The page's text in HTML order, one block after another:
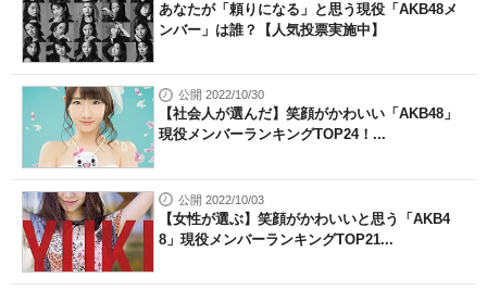
あなたが「頼りになる」と思う現役「AKB48メ
ンバー」は誰？【人気投票実施中】
公開 2022/10/30
【社会人が選んだ】笑顔がかわいい「AKB48」
現役メンバーランキングTOP24！...
公開 2022/10/03
【女性が選ぶ】笑顔がかわいいと思う「AKB4
8」現役メンバーランキングTOP21...